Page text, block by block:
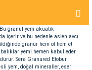
Bu granül yem akuatik
içerir ve bu nedenle aslen avcı
granür hem ot hem et
yemi hemen kabul eder.
Sera Granured Etobur
yem, doğal mineraller, eser